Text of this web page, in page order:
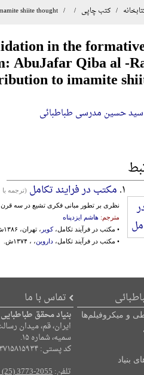
/کتب چاپی / / Crisis and consolidation in the formative period of shiite Islam: AbuJafar Qiba al -Razi and his contribution to imamite shiite thought
in the
AbuJafar Qiba al -
to imamite
سید حسین مدرسی طباطبائی
۱. مکتب در فرایند تکامل (ترجمه
نظری‌ بر تطور مبانی‌ فکری‌ تشیع‌ در سه‌ قرن‌
مترجم: هاشم ایزدپناه
• مکتب در فرآیند تکامل،کویر ، تهران، ۱۳۸۶ش.
• مکتب در فرآیند تکامل، داروین، ، ۱۳۷۴ش.
و میکروفیلم‌ها
بنیاد
تماس با ما
بنیاد محقق طباطبایی
ایران، قم، میدان
سمیه، شماره ۱۵.
کد پستی: ۳۷۱۵۸۱۵۹۳۴
تلفن:3773-2055